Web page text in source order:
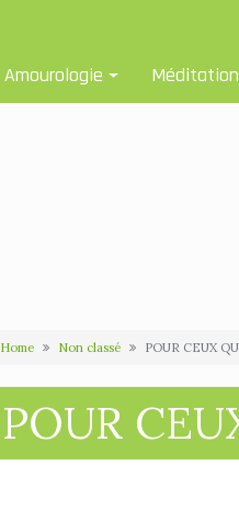
Amourologie Méditation
Home Non classé POUR CEUX
POUR